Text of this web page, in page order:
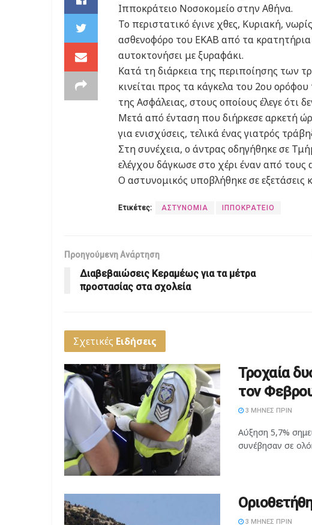
Ιπποκράτειο Νοσοκομείο στην Αθήνα.
Το περιστατικό έγινε χθες, Κυριακή,
ασθενοφόρο του ΕΚΑΒ από τα κρατητήρια
αυτοκτονήσει με ξυραφάκι.
Κατά τη διάρκεια της περιποίησης των
κινείται προς τα κάγκελα του 2ου
της Ασφάλειας, στους οποίους έλεγε ότι
Μετά από ένταση που διήρκεσε αρκετή
για ενισχύσεις, τελικά ένας γιατρός
Στη συνέχεια, ο άντρας οδηγήθηκε σε
ελέγχου δάγκωσε στο χέρι έναν από τους
Ο αστυνομικός υποβλήθηκε σε εξετάσεις
Ετικέτες: ΑΣΤΥΝΟΜΙΑ ΙΠΠΟΚΡΑΤΕΙΟ
Προηγούμενη Ανάρτηση
Διαβεβαιώσεις Κεραμέως για τα μέτρα
προστασίας στα σχολεία
Σχετικές Ειδήσεις
Τροχαία
τον
3 ΜΉΝΕΣ ΠΡΙΝ
Αύξηση 5,7%
συνέβησαν σε
3 ΜΉΝΕΣ ΠΡΙΝ